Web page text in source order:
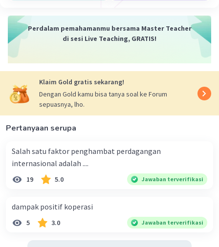
Perdalam pemahamanmu bersama Master Teacher
di sesi Live Teaching, GRATIS!
Klaim Gold gratis sekarang!
Dengan Gold kamu bisa tanya soal ke Forum
sepuasnya, lho.
Pertanyaan serupa
Salah satu faktor penghambat perdagangan
internasional adalah ....
19 5.0 Jawaban terverifikasi
dampak positif koperasi
5 3.0 Jawaban terverifikasi